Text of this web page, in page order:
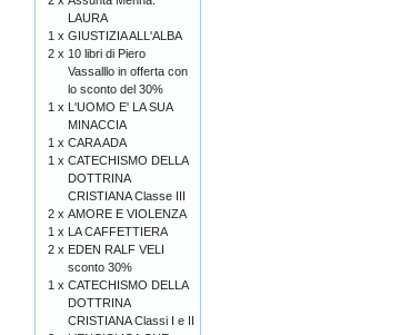
LAURA
1 x GIUSTIZIA ALL'ALBA
2 x 10 libri di Piero
Vassalllo in offerta con
lo sconto del 30%
1 x L'UOMO E' LA SUA
MINACCIA
1 x CARA ADA
1 x CATECHISMO DELLA
DOTTRINA
CRISTIANA Classe III
2 x AMORE E VIOLENZA
1 x LA CAFFETTIERA
2 x EDEN RALF VELI
sconto 30%
1 x CATECHISMO DELLA
DOTTRINA
CRISTIANA Classi I e II